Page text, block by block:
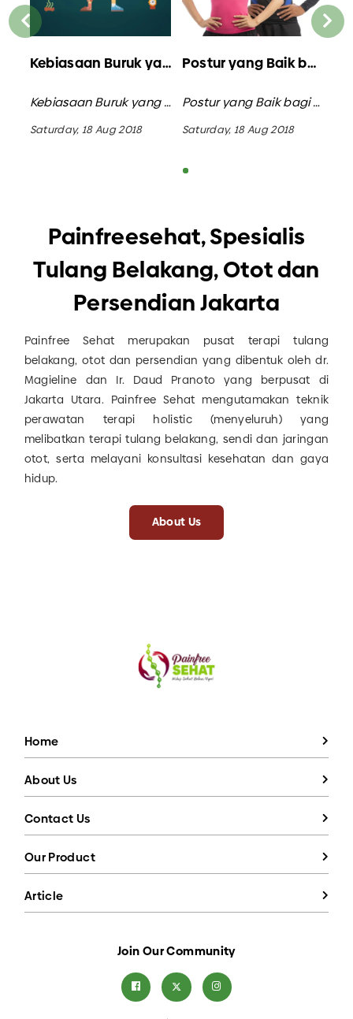
Kebiasaan Buruk yang Mengganggu Tulang Belakang
Kebiasaan Buruk yang Mengganggu Tulang Belakang / Info Sehat
Saturday, 18 Aug 2018
Postur yang Baik bagi Tubuh
Postur yang Baik bagi Tubuh / Info Kesehatan
Saturday, 18 Aug 2018
Painfreesehat, Spesialis
Tulang Belakang, Otot dan
Persendian Jakarta
Painfree Sehat merupakan pusat terapi tulang
belakang, otot dan persendian yang dibentuk oleh dr.
Magieline dan Ir. Daud Pranoto yang berpusat di
Jakarta Utara. Painfree Sehat mengutamakan teknik
perawatan terapi holistic (menyeluruh) yang
melibatkan terapi tulang belakang, sendi dan jaringan
otot, serta melayani konsultasi kesehatan dan gaya
hidup.
About Us
Home
About Us
Contact Us
Our Product
Article
Join Our Community